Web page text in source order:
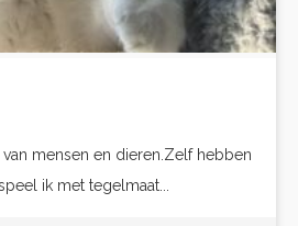
van mensen en dieren.Zelf hebben
ik met tegelmaat...